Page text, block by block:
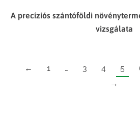
A precíziós szántóföldi
vizsgálata
← 1 … 3 4 5
→